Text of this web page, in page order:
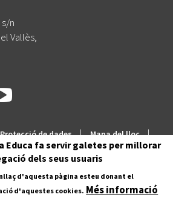
n
Vallès,
Protecció de dades | Mapa del lloc |
Educa fa servir galetes per millorar
dels seus usuaris
d'aquesta pàgina esteu donant el
d'aquestes cookies. Més informació